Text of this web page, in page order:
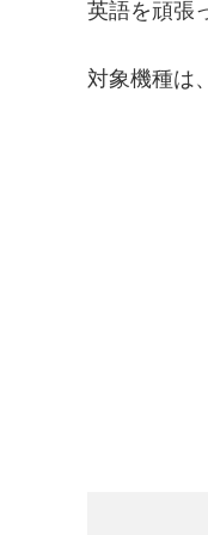
英語を頑張
対象機種は